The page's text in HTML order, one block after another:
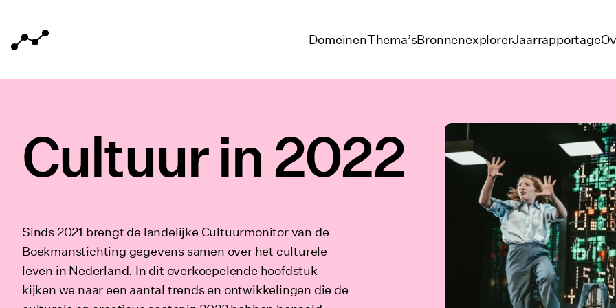
Home van Cultuurmonitor DomeinenThema’sBronnenexplorerJaarrapportage
Cultuur in 2022
Sinds 2021 brengt de landelijke Cultuurmonitor van de
Boekmanstichting gegevens samen over het culturele
leven in Nederland. In dit overkoepelende hoofdstuk
kijken we naar een aantal trends en ontwikkelingen die de